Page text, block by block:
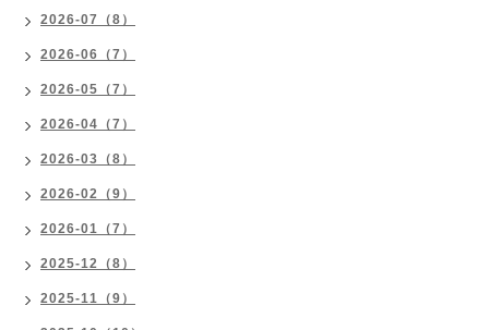
2026-07（8）
2026-06（7）
2026-05（7）
2026-04（7）
2026-03（8）
2026-02（9）
2026-01（7）
2025-12（8）
2025-11（9）